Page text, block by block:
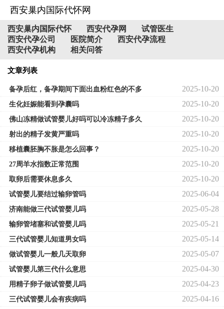
西安巢内国际代怀网
西安巢内国际代怀 西安代孕网
试管医生
西安代孕公司
医院简介
西安代孕流程
西安代孕机构
相关问答
文章列表
备孕后红，备孕期间下面出血粉红色的不多 2025-10-20
生化妊娠能看到孕囊吗 2025-10-20
佛山冻精做试管婴儿好吗可以冷冻精子多久 2025-10-20
射出的精子发黄严重吗 2025-10-20
移植囊胚胸不胀是怎么回事？ 2025-10-20
27周羊水指数正常范围 2025-10-20
取卵后需要休息多久 2025-10-20
试管婴儿要结过输卵管吗 2025-06-04
济南能做三代试管婴儿吗 2025-05-28
输卵管堵塞和试管婴儿吗 2025-05-21
三代试管婴儿知道男女吗 2025-05-14
做试管婴儿一般几天取卵 2025-05-07
试管婴儿第三代什么意思 2025-04-30
用精子卵子做试管婴儿吗 2025-04-23
三代试管婴儿会有疾病吗 2025-04-16